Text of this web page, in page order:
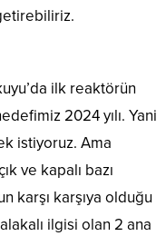
ilk reaktörün
2024 yılı. Yani
istiyoruz. Ama
ve kapalı bazı
karşı karşıya olduğu
alakalı ilgisi olan 2 ana